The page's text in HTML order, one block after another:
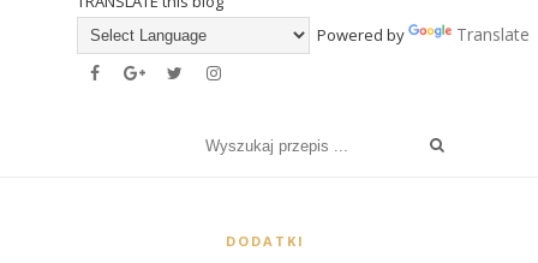
Powered by
Translate
DODATKI